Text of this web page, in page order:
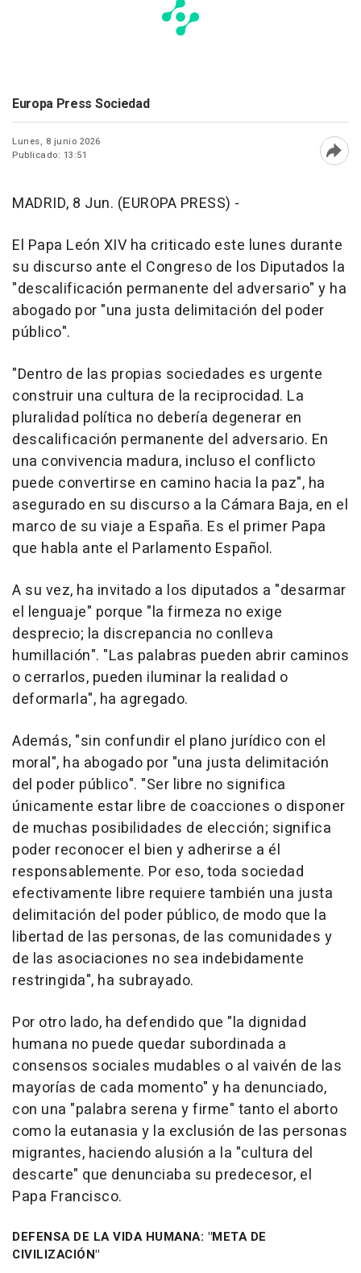
Europa Press Sociedad
Lunes, 8 junio 2026
Publicado: 13:51
MADRID, 8 Jun. (EUROPA PRESS) -
El Papa León XIV ha criticado este lunes durante
su discurso ante el Congreso de los Diputados la
"descalificación permanente del adversario" y ha
abogado por "una justa delimitación del poder
público".
"Dentro de las propias sociedades es urgente
construir una cultura de la reciprocidad. La
pluralidad política no debería degenerar en
descalificación permanente del adversario. En
una convivencia madura, incluso el conflicto
puede convertirse en camino hacia la paz", ha
asegurado en su discurso a la Cámara Baja, en el
marco de su viaje a España. Es el primer Papa
que habla ante el Parlamento Español.
A su vez, ha invitado a los diputados a "desarmar
el lenguaje" porque "la firmeza no exige
desprecio; la discrepancia no conlleva
humillación". "Las palabras pueden abrir caminos
o cerrarlos, pueden iluminar la realidad o
deformarla", ha agregado.
Además, "sin confundir el plano jurídico con el
moral", ha abogado por "una justa delimitación
del poder público". "Ser libre no significa
únicamente estar libre de coacciones o disponer
de muchas posibilidades de elección; significa
poder reconocer el bien y adherirse a él
responsablemente. Por eso, toda sociedad
efectivamente libre requiere también una justa
delimitación del poder público, de modo que la
libertad de las personas, de las comunidades y
de las asociaciones no sea indebidamente
restringida", ha subrayado.
Por otro lado, ha defendido que "la dignidad
humana no puede quedar subordinada a
consensos sociales mudables o al vaivén de las
mayorías de cada momento" y ha denunciado,
con una "palabra serena y firme" tanto el aborto
como la eutanasia y la exclusión de las personas
migrantes, haciendo alusión a la "cultura del
descarte" que denunciaba su predecesor, el
Papa Francisco.
DEFENSA DE LA VIDA HUMANA: "META DE
CIVILIZACIÓN"